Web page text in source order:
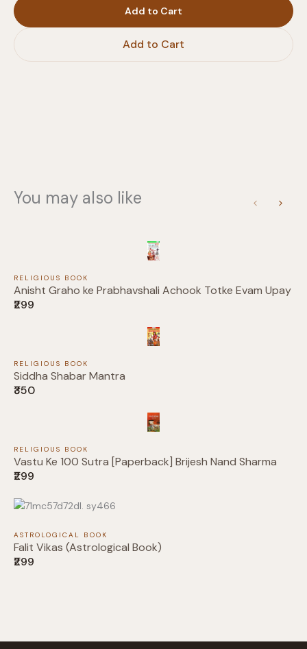
Add to Cart
Add to Cart
You may also like
PreviousNext
RELIGIOUS BOOK
Anisht Graho ke Prabhavshali Achook Totke Evam Upay
₹299
RELIGIOUS BOOK
Siddha Shabar Mantra
₹350
RELIGIOUS BOOK
Vastu Ke 100 Sutra [Paperback] Brijesh Nand Sharma
₹299
ASTROLOGICAL BOOK
Falit Vikas (Astrological Book)
₹299
Write a review
Title*
Your review